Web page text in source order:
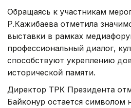
Обращаясь к участникам
Р.Кажибаева отметила
выставки в рамках
профессиональный диалог,
способствуют укреплению
исторической памяти.
Директор ТРК Президента
Байконур остается символом